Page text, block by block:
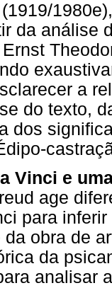
(1919/
da análise
a
do texto,
dos
Vinci e
age
para
obra de
da
analisar